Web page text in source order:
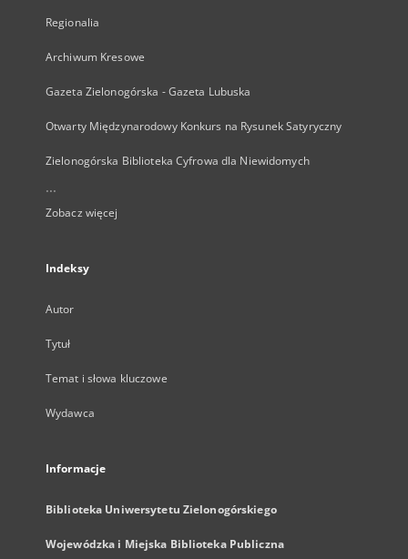
Regionalia
Archiwum Kresowe
Gazeta Zielonogórska - Gazeta Lubuska
Otwarty Międzynarodowy Konkurs na Rysunek Satyryczny
Zielonogórska Biblioteka Cyfrowa dla Niewidomych
...
Zobacz więcej
Indeksy
Autor
Tytuł
Temat i słowa kluczowe
Wydawca
Informacje
Biblioteka Uniwersytetu Zielonogórskiego
Wojewódzka i Miejska Biblioteka Publiczna